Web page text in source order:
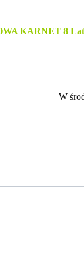
KARNET 8 Lat
W